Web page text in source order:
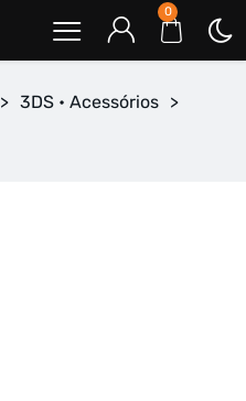
0
> 3DS • Acessórios >